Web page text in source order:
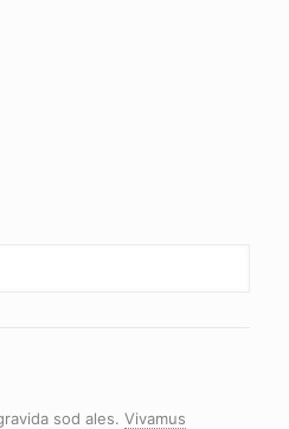
sod ales. Vivamus